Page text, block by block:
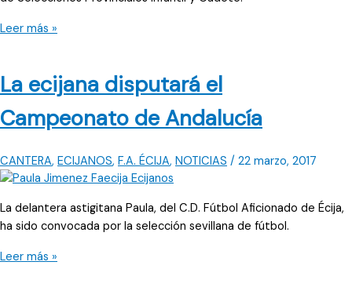
Bonita
Almería
Leer más »
La ecijana disputará el
Campeonato de Andalucía
CANTERA, ECIJANOS, F.A. ÉCIJA, NOTICIAS / 22 marzo, 2017
La delantera astigitana Paula, del C.D. Fútbol Aficionado de Écija,
ha sido convocada por la selección sevillana de fútbol.
La
Leer más »